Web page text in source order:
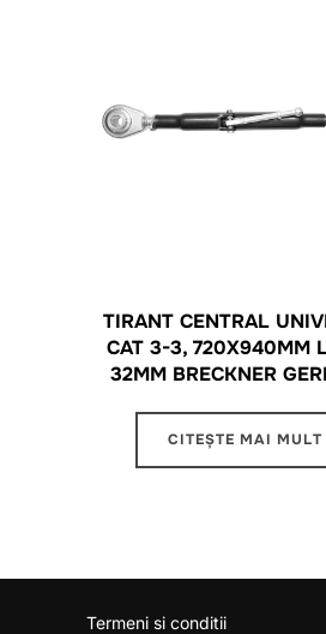
TIRANT CENTRAL
CAT 3-3, 720X940MM
32MM BRECKNER
CITEȘTE MAI MULT
Termeni si conditii